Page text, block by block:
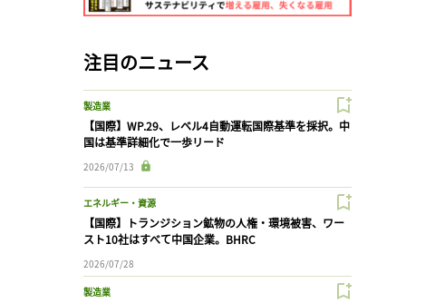
注目のニュース
製造業
【国際】WP.29、レベル4自動運転国際基準を採択。中
国は基準詳細化で一歩リード
2026/07/13
エネルギー・資源
【国際】トランジション鉱物の人権・環境被害、ワー
スト10社はすべて中国企業。BHRC
2026/07/28
製造業